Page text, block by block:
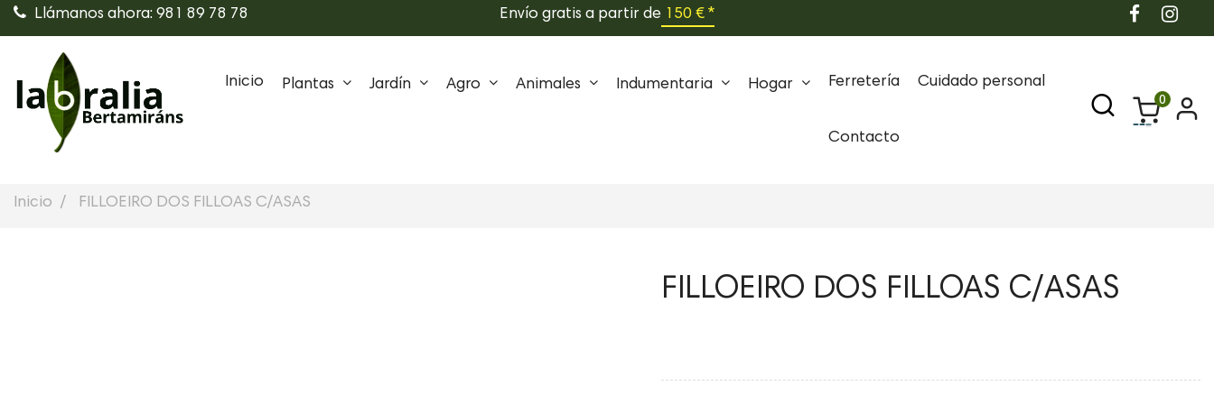
Llámanos ahora: 981 89 78 78 Envío gratis a partir de 150 € *
Inicio Plantas Jardín Agro Animales Indumentaria Hogar Ferretería Cuidado personal
Contacto
0
Inicio FILLOEIRO DOS FILLOAS C/ASAS
FILLOEIRO DOS FILLOAS C/ASAS